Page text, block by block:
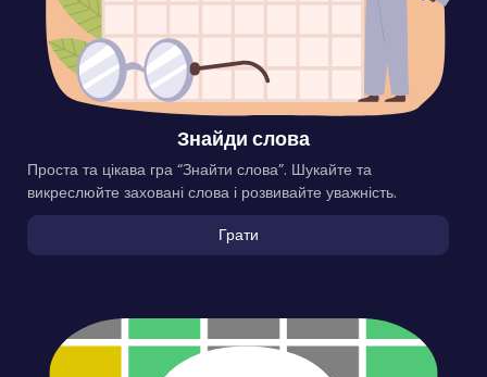
Знайди слова
Проста та цікава гра “Знайти слова”. Шукайте та
викреслюйте заховані слова і розвивайте уважність.
Грати